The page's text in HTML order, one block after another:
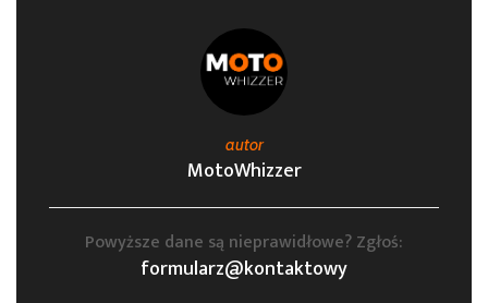
autor
MotoWhizzer
Powyższe dane są nieprawidłowe? Zgłoś:
formularz@kontaktowy